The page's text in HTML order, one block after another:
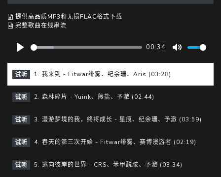
提供高品质MP3和无损FLAC格式下载
完整歌曲在线串流
l
a
y
00:34
试听 1. 我来到 - Fitwar绯雾、纪余珊、Aris (03:28)
试听 2. 森林碎片 - Yuink、煎盐、予澈 (02:44)
试听 3. 漫游梦境的我，终将成长 - 星痕、纪余珊、予澈 (03:59)
试听 4. 春天的第三次开始 - Fitwar绯雾、赛博漫游者 (02:19)
试听 5. 逃向彼岸的世界 - CRS、苯甲酰胺、予澈 (03:34)